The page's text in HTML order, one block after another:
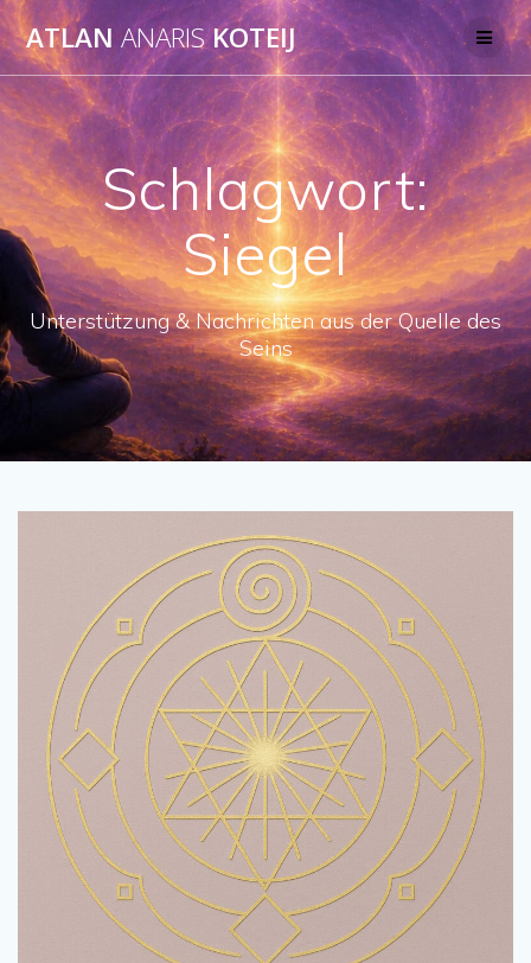
Skip
to
content
ATLAN ANARISKOTEIJ
Schlagwort:
Siegel
Unterstützung & Nachrichten aus der Quelle des
Seins